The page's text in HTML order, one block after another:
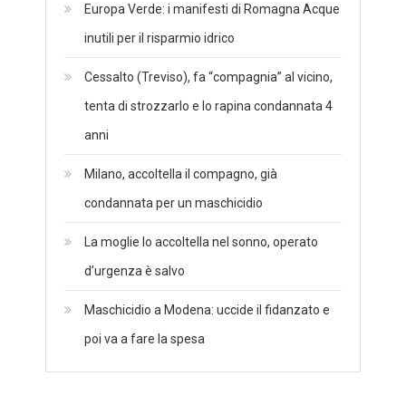
Europa Verde: i manifesti di Romagna Acque
inutili per il risparmio idrico
Cessalto (Treviso), fa “compagnia” al vicino,
tenta di strozzarlo e lo rapina condannata 4
anni
Milano, accoltella il compagno, già
condannata per un maschicidio
La moglie lo accoltella nel sonno, operato
d’urgenza è salvo
Maschicidio a Modena: uccide il fidanzato e
poi va a fare la spesa